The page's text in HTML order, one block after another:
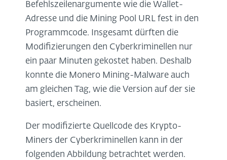
Befehlszeilenargumente wie die Wallet-
Adresse und die Mining Pool URL fest in den
Programmcode. Insgesamt dürften die
Modifizierungen den Cyberkriminellen nur
ein paar Minuten gekostet haben. Deshalb
konnte die Monero Mining-Malware auch
am gleichen Tag, wie die Version auf der sie
basiert, erscheinen.
Der modifizierte Quellcode des Krypto-
Miners der Cyberkriminellen kann in der
folgenden Abbildung betrachtet werden.